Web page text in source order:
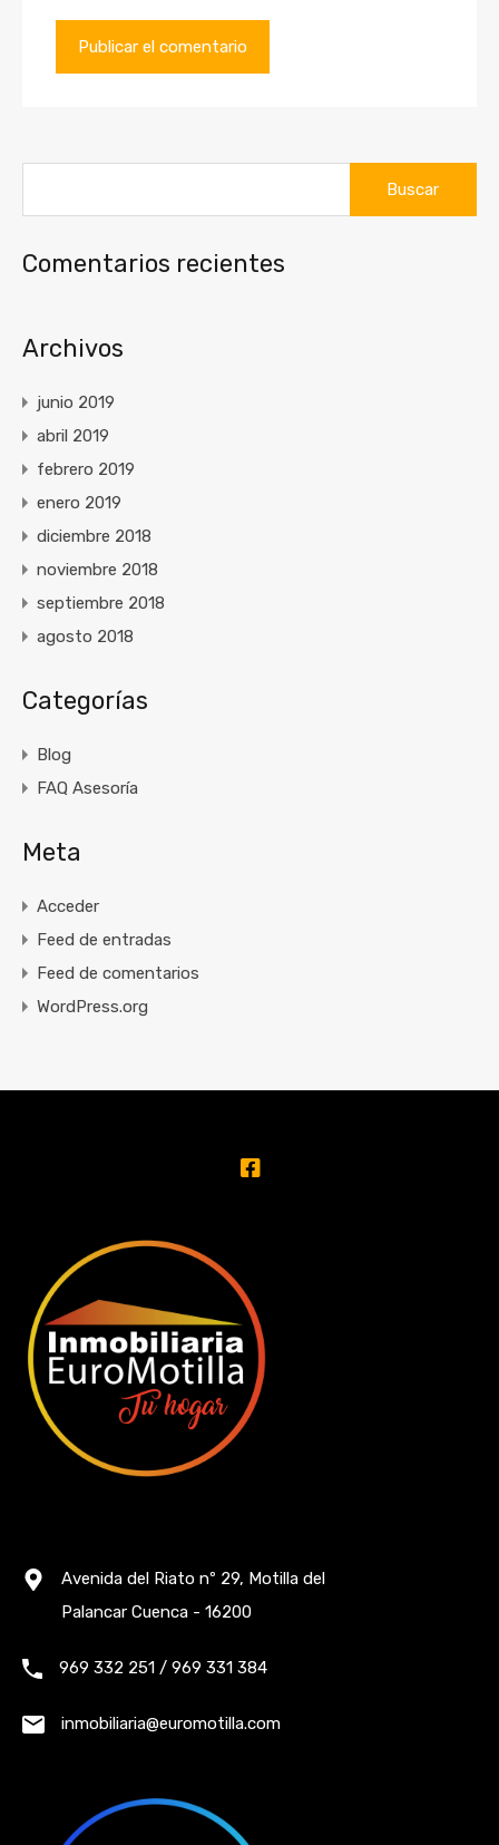
Comentarios recientes
Archivos
junio 2019
abril 2019
febrero 2019
enero 2019
diciembre 2018
noviembre 2018
septiembre 2018
agosto 2018
Categorías
Blog
FAQ Asesoría
Meta
Acceder
Feed de entradas
Feed de comentarios
WordPress.org
Avenida del Riato nº 29, Motilla del
Palancar Cuenca - 16200
969 332 251 / 969 331 384
inmobiliaria@euromotilla.com